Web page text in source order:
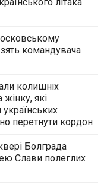
командувача
колишніх
які
перетнути кордон
Болграда
Слави полеглих